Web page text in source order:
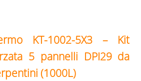
KT-1002-5X3 – Kit
5 pannelli DPI29 da
(1000L)